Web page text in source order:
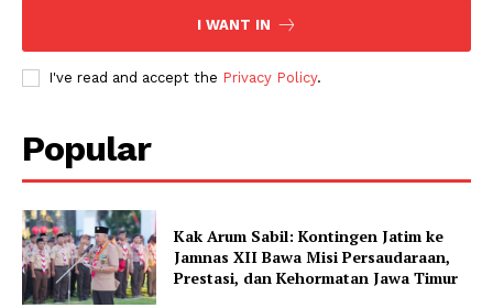
I WANT IN
I've read and accept the Privacy Policy.
Popular
Kak Arum Sabil: Kontingen Jatim ke
Jamnas XII Bawa Misi Persaudaraan,
Prestasi, dan Kehormatan Jawa Timur